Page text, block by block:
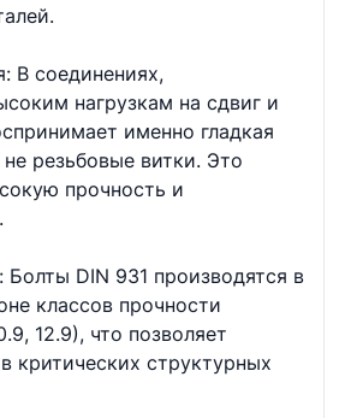
В соединениях,
нагрузкам на сдвиг и
именно гладкая
резьбовые витки. Это
прочность и
Болты DIN 931 производятся в
классов прочности
12.9), что позволяет
критических структурных